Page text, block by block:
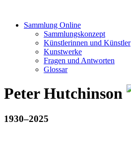
Sammlung Online
Sammlungskonzept
Künstlerinnen und Künstler
Kunstwerke
Fragen und Antworten
Glossar
Peter Hutchinson
1930–2025